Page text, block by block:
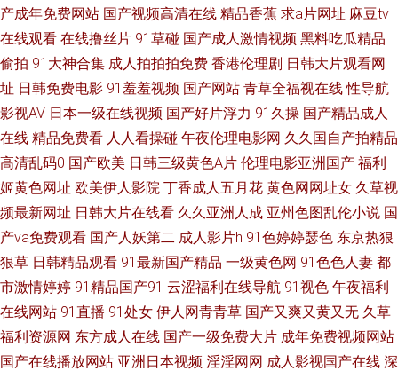
超碰 成人免费 韩国三级黄色片 福利社试看一分钟 大香蕉6 亚洲日韩素人不
卡 伊人狠狠干 成人sss网站 激情网站 超碰97www 亚洲国产人妖ts 免费毛片
网址 伊人久久国产 五月天色婷姐 国家专区一二三 黄色片大全 亚洲污久 国产
自拍第五页 狼友福利社 a欧美性爱 岛国av在线看 九一老司机福利 东京热成
人网A片 久久视5 www日本A 免费看黄色片子 97日韩色情 久草女同精品 影
音先锋丝袜丝足 成人淫视频 福利社体验三分钟 男人的天堂无码 伦理色色亚
放 亚洲欧洲色图 午夜晚间福利 狼人综合婷婷五月 91豆花免费看片 另类图片
产成年免费网站 国产视频高清在线 精品香蕉 求a片网址 麻豆tv
在线观看 在线撸丝片 91草碰 国产成人激情视频 黑料吃瓜精品
偷拍 91大神合集 成人拍拍拍免费 香港伦理剧 日韩大片观看网
址 日韩免费电影 91羞羞视频 国产网站 青草全福视在线 性导航
影视AV 日本一级在线视频 国产好片浮力 91久操 国产精品成人
在线 精品免费看 人人看操碰 午夜伦理电影网 久久国自产拍精品
高清乱码0 国产欧美 日韩三级黄色A片 伦理电影亚洲国产 福利
姬黄色网址 欧美伊人影院 丁香成人五月花 黄色网网址女 久草视
频最新网址 日韩大片在线看 久久亚洲人成 亚州色图乱伦小说 国
产va免费观看 国产人妖第二 成人影片h 91色婷婷瑟色 东京热狠
狠草 日韩精品观看 91最新国产精品 一级黄色网 91色色人妻 都
市激情婷婷 91精品国产91 云涩福利在线导航 91视色 午夜福利
在线网站 91直播 91处女 伊人网青青草 国产又爽又黄又无 久草
福利资源网 东方成人在线 国产一级免费大片 成年免费视频网站
国产在线播放网站 亚洲日本视频 淫淫网网 成人影视国产在线 深